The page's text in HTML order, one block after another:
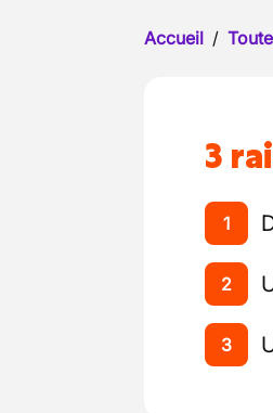
Accueil /
3
1
2
3